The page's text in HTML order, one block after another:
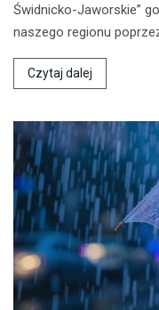
Świdnicko-Jaworskie”
naszego regionu
Czytaj dalej